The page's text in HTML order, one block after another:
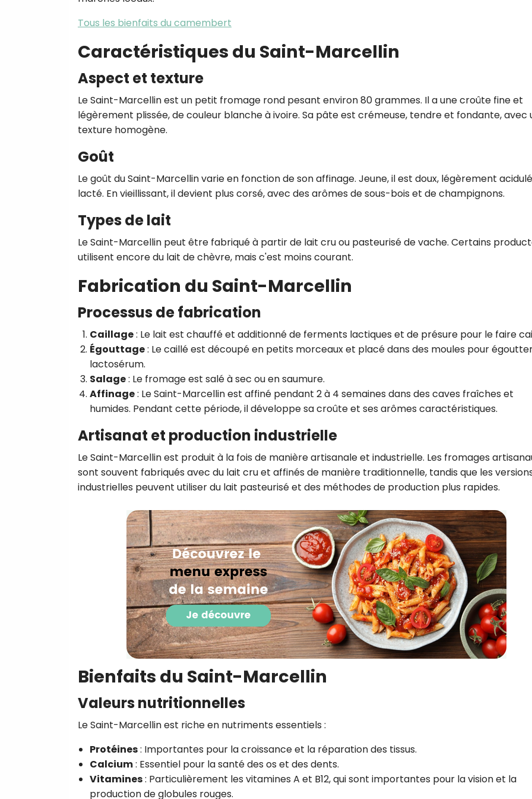
Tous les bienfaits du camembert
Caractéristiques du Saint-Marcellin
Aspect et texture
Le Saint-Marcellin est un petit fromage rond pesant environ 80 grammes. Il a une croûte fine et
légèrement plissée, de couleur blanche à ivoire. Sa pâte est crémeuse, tendre et fondante, avec
texture homogène.
Goût
Le goût du Saint-Marcellin varie en fonction de son affinage. Jeune, il est doux, légèrement
lacté. En vieillissant, il devient plus corsé, avec des arômes de sous-bois et de champignons.
Types de lait
Le Saint-Marcellin peut être fabriqué à partir de lait cru ou pasteurisé de vache. Certains
utilisent encore du lait de chèvre, mais c'est moins courant.
Fabrication du Saint-Marcellin
Processus de fabrication
Caillage: Le lait est chauffé et additionné de ferments lactiques et de présure pour le faire
Égouttage: Le caillé est découpé en petits morceaux et placé dans des moules pour
lactosérum.
Salage: Le fromage est salé à sec ou en saumure.
Affinage: Le Saint-Marcellin est affiné pendant 2 à 4 semaines dans des caves fraîches et
humides. Pendant cette période, il développe sa croûte et ses arômes caractéristiques.
Artisanat et production industrielle
Le Saint-Marcellin est produit à la fois de manière artisanale et industrielle. Les fromages
sont souvent fabriqués avec du lait cru et affinés de manière traditionnelle, tandis que les
industrielles peuvent utiliser du lait pasteurisé et des méthodes de production plus rapides.
Bienfaits du Saint-Marcellin
Valeurs nutritionnelles
Le Saint-Marcellin est riche en nutriments essentiels :
Protéines: Importantes pour la croissance et la réparation des tissus.
Calcium: Essentiel pour la santé des os et des dents.
Vitamines: Particulièrement les vitamines A et B12, qui sont importantes pour la vision et la
production de globules rouges.